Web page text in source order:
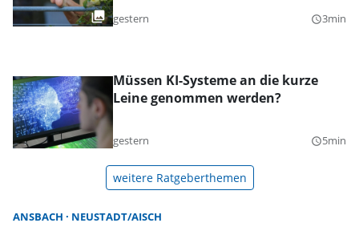
gestern query_builder3min
Müssen KI-Systeme an die kurze
Leine genommen werden?
gestern query_builder5min
weitere Ratgeberthemen
ANSBACH NEUSTADT/AISCH